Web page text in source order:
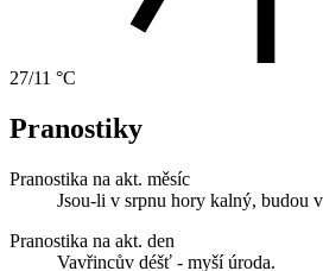
27/11 °C
Pranostiky
Pranostika na akt. měsíc
Jsou-li v srpnu hory kalný, budou
Pranostika na akt. den
Vavřincův déšť - myší úroda.